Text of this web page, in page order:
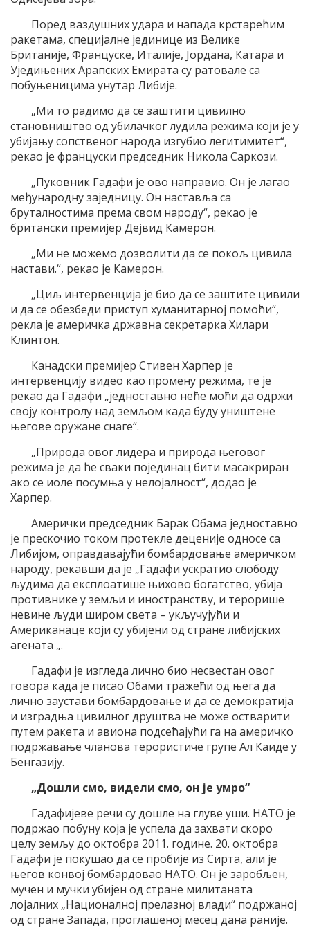
Поред ваздушних удара и напада крстарећим
ракетама, специјалне јединице из Велике
Британије, Француске, Италије, Јордана, Катара и
Уједињених Арапских Емирата су ратовале са
побуњеницима унутар Либије.
„Ми то радимо да се заштити цивилно
становништво од убилачког лудила режима који је у
убијању сопственог народа изгубио легитимитет“,
рекао је француски председник Никола Саркози.
„Пуковник Гадафи је ово направио. Он је лагао
међународну заједницу. Он наставља са
бруталностима према свом народу“, рекао је
британски премијер Дејвид Камерон.
„Ми не можемо дозволити да се покољ цивила
настави.“, рекао је Камерон.
„Циљ интервенција је био да се заштите цивили
и да се обезбеди приступ хуманитарној помоћи“,
рекла је америчка државна секретарка Хилари
Клинтон.
Канадски премијер Стивен Харпер је
интервенцију видео као промену режима, те је
рекао да Гадафи „једноставно неће моћи да одржи
своју контролу над земљом када буду уништене
његове оружане снаге“.
„Природа овог лидера и природа његовог
режима је да ће сваки појединац бити масакриран
ако се иоле посумња у нелојалност“, додао је
Харпер.
Амерички председник Барак Обама једноставно
је прескочио током протекле деценије односе са
Либијом, оправдавајући бомбардовање америчком
народу, рекавши да је „Гадафи ускратио слободу
људима да експлоатише њихово богатство, убија
противнике у земљи и иностранству, и терорише
невине људи широм света – укључујући и
Американаце који су убијени од стране либијских
агената „.
Гадафи је изгледа лично био несвестан овог
говора када је писао Обами тражећи од њега да
лично заустави бомбардовање и да се демократија
и изградња цивилног друштва не може остварити
путем ракета и авиона подсећајући га на америчко
подржавање чланова терористиче групе Ал Каиде у
Бенгазију.
„Дошли смо, видели смо, он је умро“
Гадафијеве речи су дошле на глуве уши. НАТО је
подржао побуну која је успела да захвати скоро
целу земљу до октобра 2011. године. 20. октобра
Гадафи је покушао да се пробије из Сирта, али је
његов конвој бомбардовао НАТО. Он је заробљен,
мучен и мучки убијен од стране милитаната
лојалних „Националној прелазној влади“ подржаној
од стране Запада, проглашеној месец дана раније.